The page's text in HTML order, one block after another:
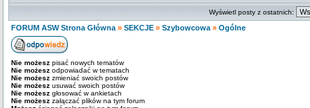
Wyświetl posty z ostatnich:
FORUM ASW Strona Główna » SEKCJE » Szybowcowa » Ogólne
Nie możesz pisać nowych tematów
Nie możesz odpowiadać w tematach
Nie możesz zmieniać swoich postów
Nie możesz usuwać swoich postów
Nie możesz głosować w ankietach
Nie możesz załączać plików na tym forum